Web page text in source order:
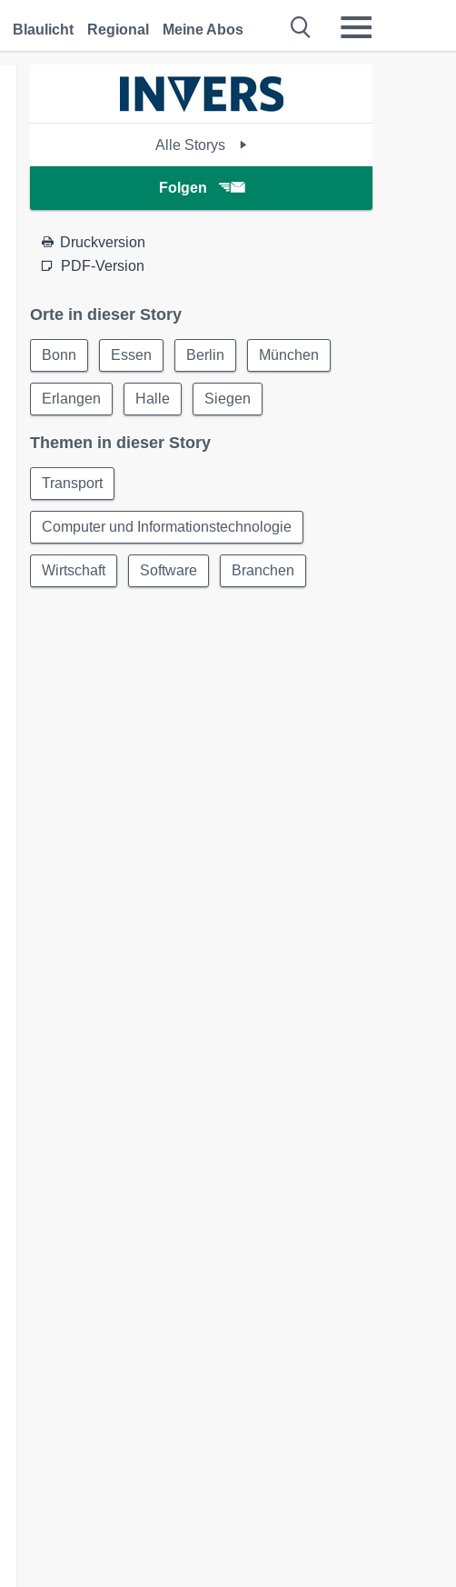
Blaulicht Regional Meine Abos
Alle Storys
Folgen
Druckversion
PDF-Version
Orte in dieser Story
Bonn Essen Berlin München
Erlangen Halle Siegen
Themen in dieser Story
Transport
Computer und Informationstechnologie
Wirtschaft Software Branchen